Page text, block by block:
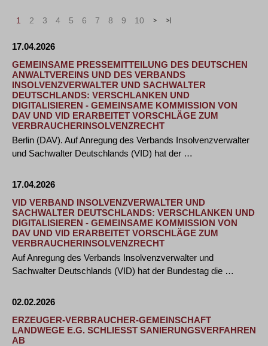
1 2 3 4 5 6 7 8 9 10 > »
17.04.2026
GEMEINSAME PRESSEMITTEILUNG DES DEUTSCHEN
ANWALTVEREINS UND DES VERBANDS
INSOLVENZVERWALTER UND SACHWALTER
DEUTSCHLANDS: VERSCHLANKEN UND
DIGITALISIEREN - GEMEINSAME KOMMISSION VON
DAV UND VID ERARBEITET VORSCHLÄGE ZUM
VERBRAUCHERINSOLVENZRECHT
Berlin (DAV). Auf Anregung des Verbands Insolvenzverwalter
und Sachwalter Deutschlands (VID) hat der …
17.04.2026
VID VERBAND INSOLVENZVERWALTER UND
SACHWALTER DEUTSCHLANDS: VERSCHLANKEN UND
DIGITALISIEREN - GEMEINSAME KOMMISSION VON
DAV UND VID ERARBEITET VORSCHLÄGE ZUM
VERBRAUCHERINSOLVENZRECHT
Auf Anregung des Verbands Insolvenzverwalter und
Sachwalter Deutschlands (VID) hat der Bundestag die …
02.02.2026
ERZEUGER-VERBRAUCHER-GEMEINSCHAFT
LANDWEGE E.G. SCHLIESST SANIERUNGSVERFAHREN A
B